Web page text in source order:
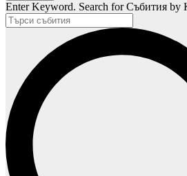
Enter Keyword. Search for Събития by